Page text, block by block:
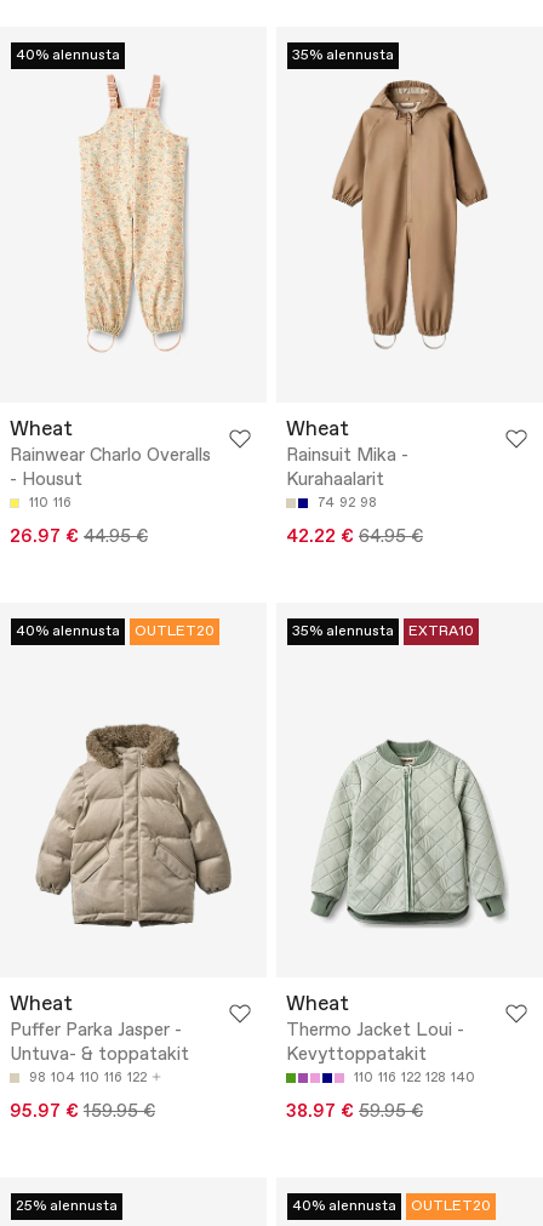
40% alennusta
Wheat
Rainwear Charlo Overalls
- Housut
110 116
26.97 € 44.95 €
35% alennusta
Wheat
Rainsuit Mika -
Kurahaalarit
74 92 98
42.22 € 64.95 €
40% alennusta OUTLET20
Wheat
Puffer Parka Jasper -
Untuva- & toppatakit
98 104 110 116 122
95.97 € 159.95 €
35% alennusta EXTRA10
Wheat
Thermo Jacket Loui -
Kevyttoppatakit
110 116 122 128 140
38.97 € 59.95 €
25% alennusta 40% alennusta OUTLET20